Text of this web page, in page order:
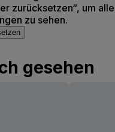
zurücksetzen“, um alle
zu sehen.
gesehen